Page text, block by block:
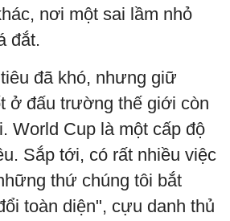
nơi một sai lầm nhỏ
đắt.
đã khó, nhưng giữ
ở đấu trường thế giới còn
World Cup là một cấp độ
Sắp tới, có rất nhiều việc
thứ chúng tôi bắt
toàn diện", cựu danh thủ